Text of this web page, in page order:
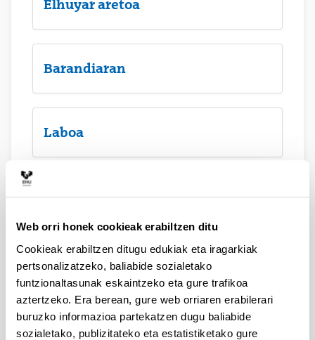
Web orri honek cookieak erabiltzen ditu
Cookieak erabiltzen ditugu edukiak eta iragarkiak
pertsonalizatzeko, baliabide sozialetako
funtzionaltasunak eskaintzeko eta gure trafikoa
aztertzeko. Era berean, gure web orriaren erabilerari
buruzko informazioa partekatzen dugu baliabide
sozialetako, publizitateko eta estatistiketako gure
Elhuyar aretoa
Barandiaran
Laboa
Atondo nagusia
Menchu Gal Terraza
Laboa aretoa